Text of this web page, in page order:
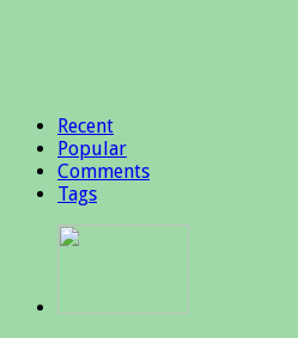
Recent
Popular
Comments
Tags